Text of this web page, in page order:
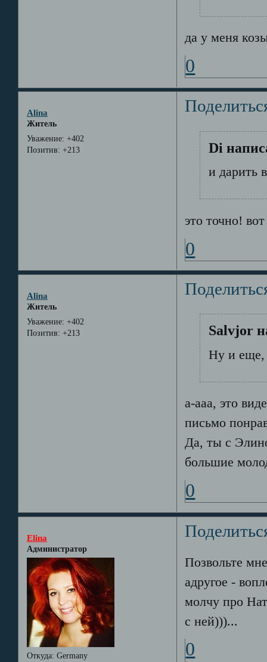
да у меня
0
Alina
Житель
Уважение: +402
Позитив: +213 Di
и дарить
это точно!
0
Alina
Житель
Уважение: +402
Позитив: +213 Salvjor
Ну и еще,
а-ааа, это
письмо
Да, ты с
большие
0
Elina
Администратор
Откуда: Germany
Позвольте
адругое -
молчу про
с ней)))...
0